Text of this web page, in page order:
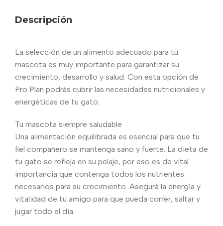
Descripción
La selección de un alimento adecuado para tu
mascota es muy importante para garantizar su
crecimiento, desarrollo y salud. Con esta opción de
Pro Plan podrás cubrir las necesidades nutricionales y
energéticas de tu gato.
Tu mascota siempre saludable
Una alimentación equilibrada es esencial para que tu
fiel compañero se mantenga sano y fuerte. La dieta de
tu gato se refleja en su pelaje, por eso es de vital
importancia que contenga todos los nutrientes
necesarios para su crecimiento. Asegurá la energía y
vitalidad de tu amigo para que pueda correr, saltar y
jugar todo el día.